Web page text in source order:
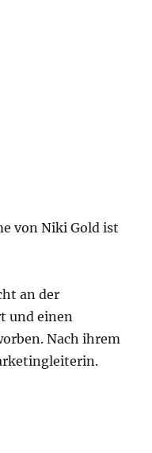
von Niki Gold ist
an der
und einen
Nach ihrem